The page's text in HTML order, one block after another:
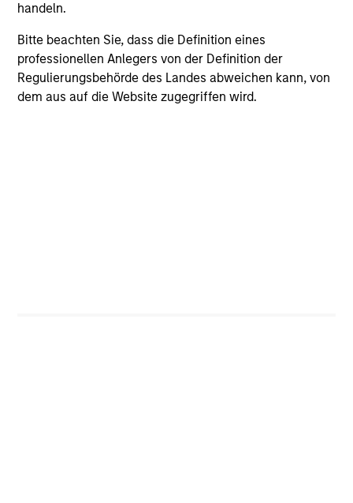
handeln.
Bitte beachten Sie, dass die Definition eines
professionellen Anlegers von der Definition der
Regulierungsbehörde des Landes abweichen kann, von
dem aus auf die Website zugegriffen wird.
Morgan Stanley Expansion
Capital
Morgan Stanley Expansion Capital